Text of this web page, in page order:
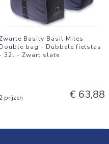
Basily Basil Miles
Double bag - Dubbele fietstas
- 32l - Zwart slate
prijzen € 63,88